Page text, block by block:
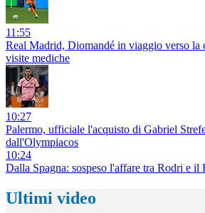
11:55
Real Madrid, Diomandé in viaggio verso la
visite mediche
10:27
Palermo, ufficiale l'acquisto di Gabriel
dall'Olympiacos
10:24
Dalla Spagna: sospeso l'affare tra Rodri e il
Ultimi video